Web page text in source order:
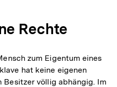
Rechte
zum Eigentum eines
hat keine eigenen
Besitzer völlig abhängig. Im